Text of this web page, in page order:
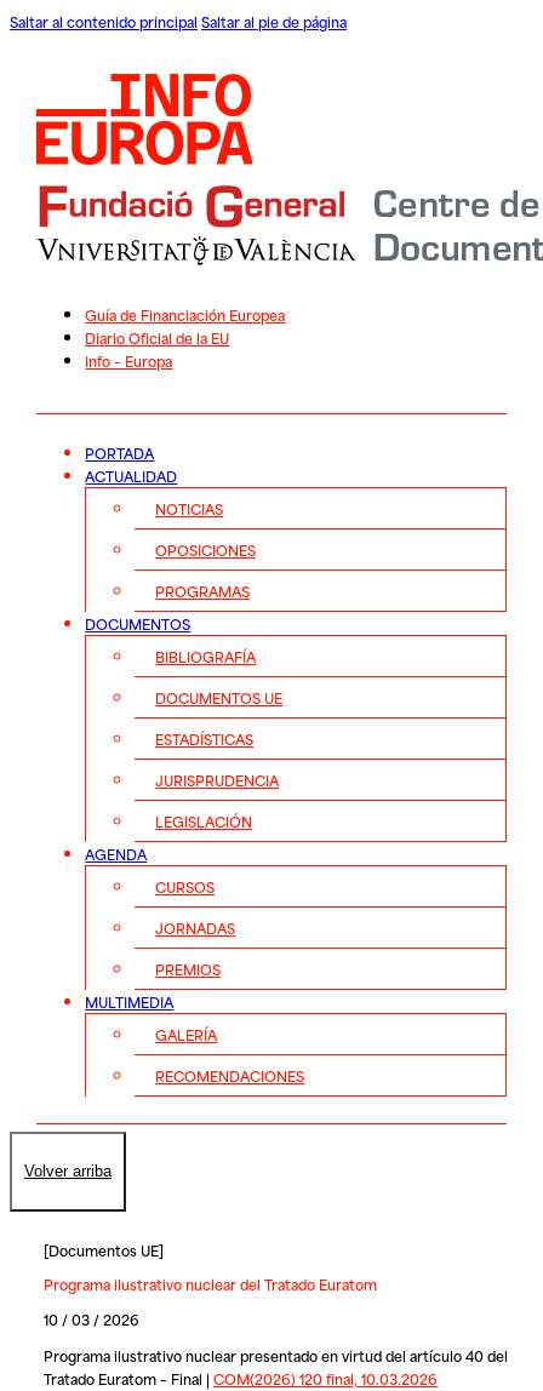
Saltar al contenido principal Saltar al pie de página
Guía de Financiación Europea
Diario Oficial de la EU
Info – Europa
PORTADA
ACTUALIDAD
NOTICIAS
OPOSICIONES
PROGRAMAS
DOCUMENTOS
BIBLIOGRAFÍA
DOCUMENTOS UE
ESTADÍSTICAS
JURISPRUDENCIA
LEGISLACIÓN
AGENDA
CURSOS
JORNADAS
PREMIOS
MULTIMEDIA
GALERÍA
RECOMENDACIONES
Volver arriba
[Documentos UE]
Programa ilustrativo nuclear del Tratado Euratom
10 / 03 / 2026
Programa ilustrativo nuclear presentado en virtud del artículo 40 del
Tratado Euratom – Final | COM(2026) 120 final, 10.03.2026